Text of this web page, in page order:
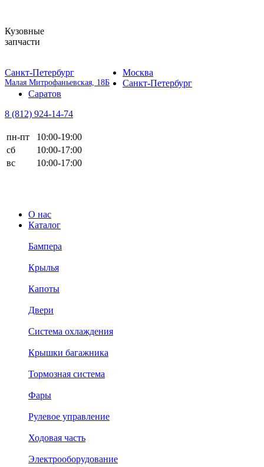
Кузовные
запчасти
Санкт-Петербург
Малая Митрофаньевская, 18Б
Москва
Санкт-Петербург
Саратов
8 (812) 924-14-74
пн-пт
10:00-19:00
сб
10:00-17:00
вс
10:00-17:00
О нас
Каталог
Бампера
Крылья
Капоты
Двери
Система охлаждения
Крышки багажника
Тормозная система
Фары
Рулевое управление
Ходовая часть
Электрооборудование